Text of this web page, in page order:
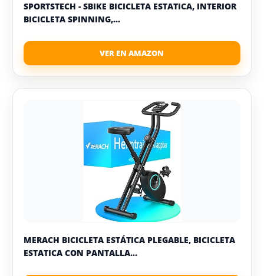
SPORTSTECH - SBIKE BICICLETA ESTATICA, INTERIOR
BICICLETA SPINNING,...
MERACH BICICLETA ESTÁTICA PLEGABLE, BICICLETA
ESTATICA CON PANTALLA...